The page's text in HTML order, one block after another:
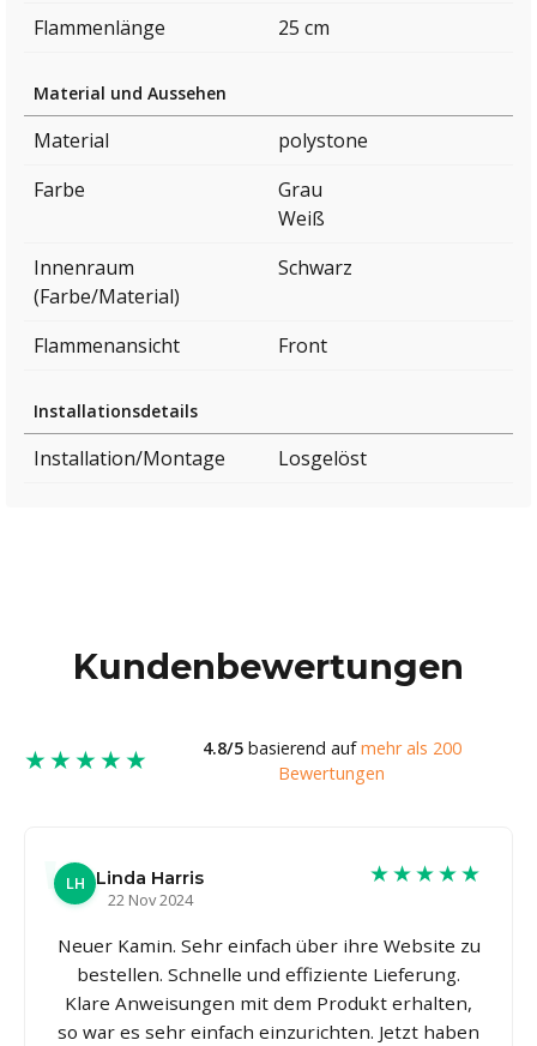
Flammenlänge
25 cm
Material und Aussehen
Material
polystone
Farbe
Grau
Weiß
Innenraum
(Farbe/Material)
Schwarz
Flammenansicht Front
Installationsdetails
Installation/Montage Losgelöst
Kundenbewertungen
★★★★★ 4.8/5basierend aufmehr als 200
Bewertungen
LH
Linda Harris
22 Nov 2024
★★★★★
Neuer Kamin. Sehr einfach über ihre Website zu
bestellen. Schnelle und effiziente Lieferung.
Klare Anweisungen mit dem Produkt erhalten,
so war es sehr einfach einzurichten. Jetzt haben